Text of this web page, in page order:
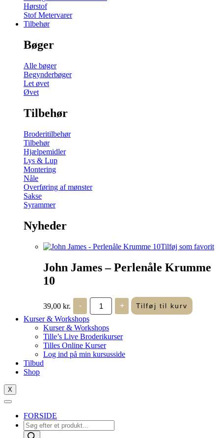
Hørstof
Stof Metervarer
Tilbehør
Bøger
Alle bøger
Begynderbøger
Let øvet
Øvet
Tilbehør
Broderitilbehør
Tilbehør
Hjælpemidler
Lys & Lup
Montering
Nåle
Overføring af mønster
Sakse
Syrammer
Nyheder
Tilføj som favorit
John James – Perlenåle Krumme
10
39,00 kr. -
John
James
-
Perlenåle
Krumme
10
antal
+ Tilføj til kurv
Kurser & Workshops
Kurser & Workshops
Tille’s Live Broderikurser
Tilles Online Kurser
Log ind på min kursusside
Tilbud
Shop
X
FORSIDE
Products
search